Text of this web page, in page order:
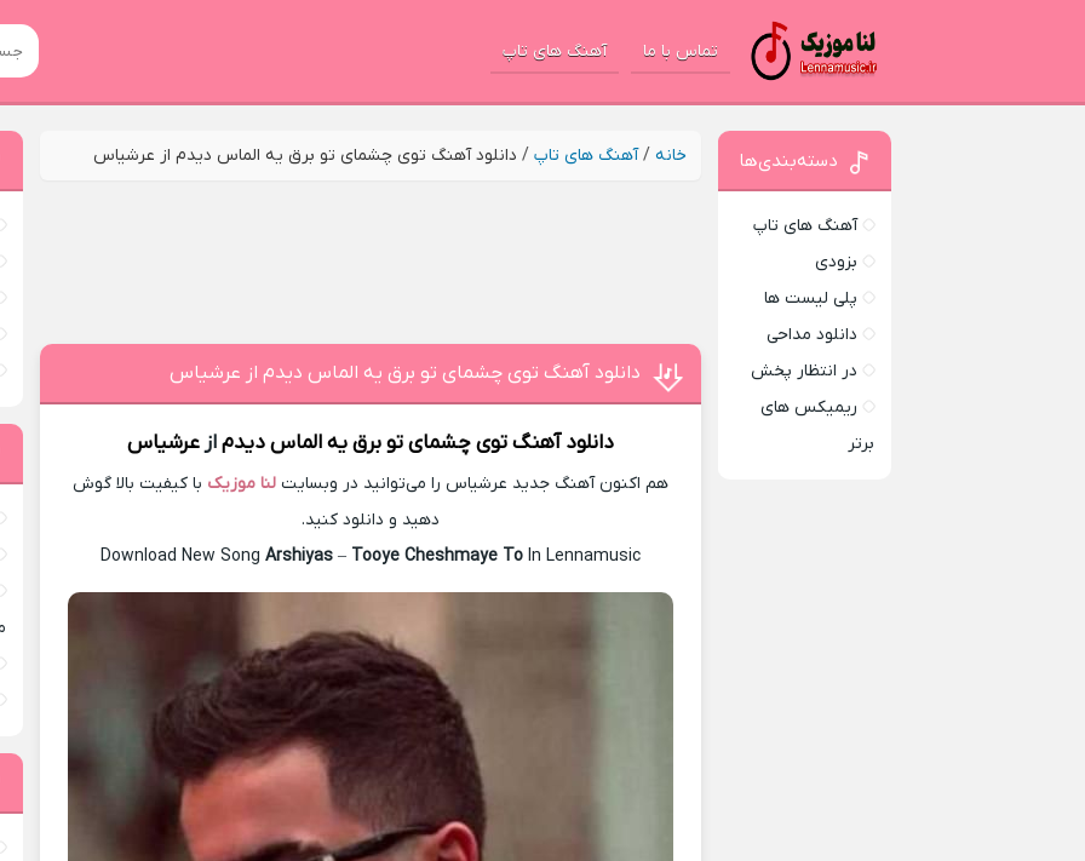
تماس با ما آهنگ های تاپ
خانه /آهنگ های تاپ / دانلود آهنگ ﺗﻮی ﭼﺸﻤﺎی ﺗﻮ ﺑﺮق ﻳﻪ اﻟﻤﺎس دﻳﺪم از عرشیاس
دانلود آهنگ ﺗﻮی ﭼﺸﻤﺎی ﺗﻮ ﺑﺮق ﻳﻪ اﻟﻤﺎس دﻳﺪم از عرشیاس
دانلود آهنگﺗﻮی ﭼﺸﻤﺎی ﺗﻮ ﺑﺮق ﻳﻪ اﻟﻤﺎس دﻳﺪمازعرشیاس
هم اکنون آهنگ جدید عرشیاس را می‌توانید در وبسایتلنا موزیک با کیفیت بالا گوش
دهید و دانلود کنید.
Download New Song Arshiyas– Tooye Cheshmaye ToIn Lennamusic
دسته‌بندی‌ها
آهنگ های تاپ
بزودی
پلی لیست ها
دانلود مداحی
در انتظار پخش
ریمیکس های
برتر